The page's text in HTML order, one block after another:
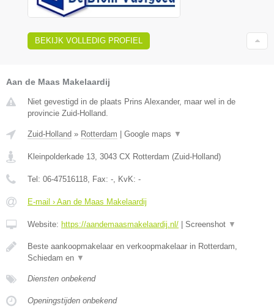
BEKIJK VOLLEDIG PROFIEL
Aan de Maas Makelaardij
Niet gevestigd in de plaats Prins Alexander, maar wel in de
provincie Zuid-Holland.
Zuid-Holland » Rotterdam Google maps ▼
Kleinpolderkade 13, 3043 CX Rotterdam (Zuid-Holland)
Tel: 06-47516118, Fax: -, KvK: -
E-mail › Aan de Maas Makelaardij
Website: https://aandemaasmakelaardij.nl/ Screenshot ▼
Beste aankoopmakelaar en verkoopmakelaar in Rotterdam,
Schiedam en ▼
Diensten onbekend
Openingstijden onbekend